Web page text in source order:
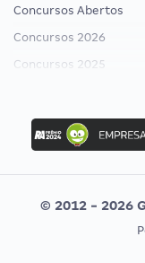
Concursos Abertos
Concursos 2026
Concursos 2025
Concurso Ibama
Concurso MPU
Editais publicados
CONCURSOS POR
© 2012 - 2026